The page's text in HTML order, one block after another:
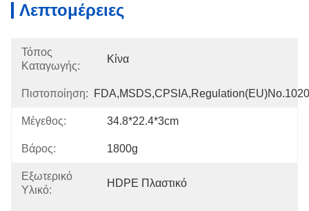
Λεπτομέρειες
Τόπος
Καταγωγής:
Κίνα
Πιστοποίηση:
Μέγεθος: 34.8*22.4*3cm
Βάρος: 1800g
Εξωτερικό
Υλικό:
HDPE Πλαστικό